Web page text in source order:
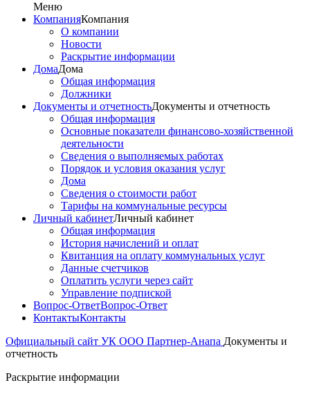
Меню
КомпанияКомпания
О компании
Новости
Раскрытие информации
ДомаДома
Общая информация
Должники
Документы и отчетностьДокументы и отчетность
Общая информация
Основные показатели финансово-хозяйственной
деятельности
Сведения о выполняемых работах
Порядок и условия оказания услуг
Дома
Сведения о стоимости работ
Тарифы на коммунальные ресурсы
Личный кабинетЛичный кабинет
Общая информация
История начислений и оплат
Квитанция на оплату коммунальных услуг
Данные счетчиков
Оплатить услуги через сайт
Управление подпиской
Вопрос-ОтветВопрос-Ответ
КонтактыКонтакты
Официальный сайт УК ООО Партнер-Анапа Документы и
отчетность
Раскрытие информации